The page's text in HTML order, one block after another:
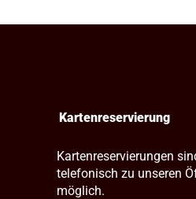
Kartenreservierung
Kartenreservierungen
telefonisch zu unseren
möglich.